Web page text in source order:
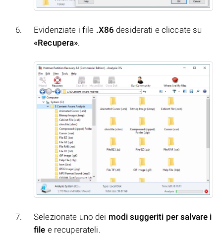
Evidenziate i file .X86 desiderati e cliccate su
«Recupera».
Selezionate uno dei modi suggeriti per salvare i
file e recuperateli.